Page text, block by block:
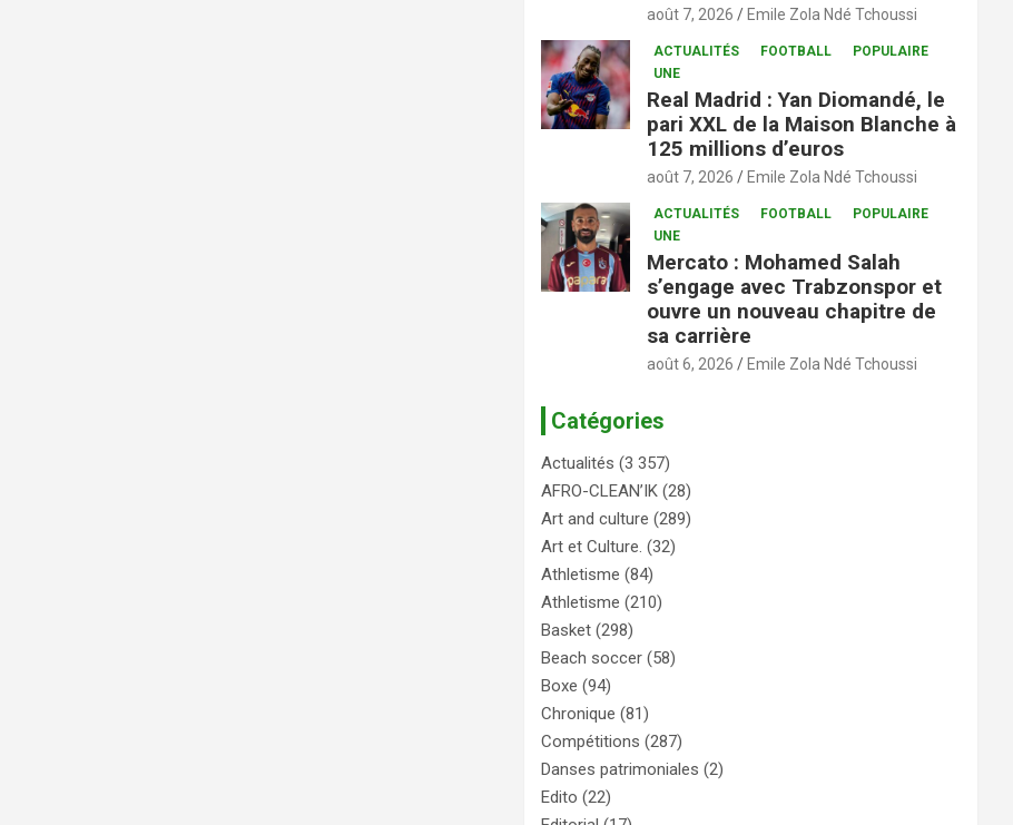
août 7, 2026 Emile Zola Ndé Tchoussi
ACTUALITÉS FOOTBALL
POPULAIRE
UNE
Real Madrid : Yan Diomandé, le
pari XXL de la Maison Blanche à
125 millions d’euros
août 7, 2026 Emile Zola Ndé Tchoussi
ACTUALITÉS FOOTBALL
POPULAIRE
UNE
Mercato : Mohamed Salah
s’engage avec Trabzonspor et
ouvre un nouveau chapitre de
sa carrière
août 6, 2026 Emile Zola Ndé Tchoussi
Catégories
Actualités (3 357)
AFRO-CLEAN’IK (28)
Art and culture (289)
Art et Culture. (32)
Athletisme (84)
Athletisme (210)
Basket (298)
Beach soccer (58)
Boxe (94)
Chronique (81)
Compétitions (287)
Danses patrimoniales (2)
Edito (22)